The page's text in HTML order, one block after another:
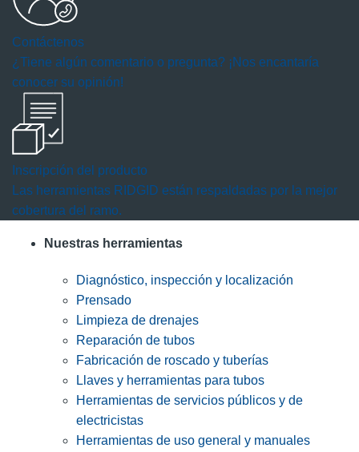
Contáctenos
¿Tiene algún comentario o pregunta? ¡Nos encantaría
conocer su opinión!
Inscripción del producto
Las herramientas RIDGID están respaldadas por la mejor
cobertura del ramo.
Nuestras herramientas
Diagnóstico, inspección y localización
Prensado
Limpieza de drenajes
Reparación de tubos
Fabricación de roscado y tuberías
Llaves y herramientas para tubos
Herramientas de servicios públicos y de
electricistas
Herramientas de uso general y manuales